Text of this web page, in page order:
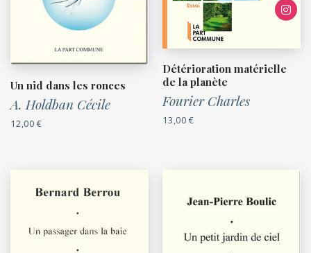
Un nid dans les ronces
A. Holdban Cécile
12,00 €
Détérioration matérielle
de la planète
Fourier Charles
13,00 €